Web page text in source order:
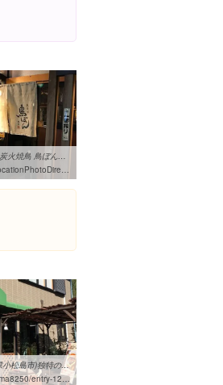
photo8.jpg - 徳島市、炭火焼鳥 鳥ぼんの写真 - トリップアドバイザー
Tokushima_Tokushima_Prefecture_Shikoku.html
こはくの天使」(徳島県小松島市)独特の食感と味付けが美味しい「元祖 ...
12247181969.html